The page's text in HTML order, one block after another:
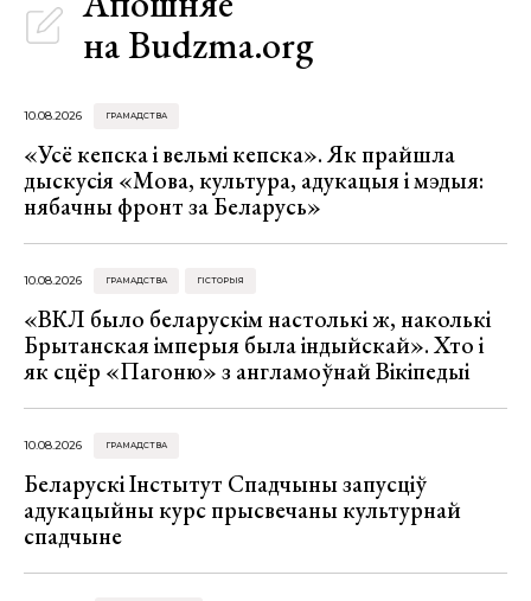
на Budzma.org
10.08.2026 ГРАМАДСТВА
«Усё кепска і вельмі кепска». Як прайшла
дыскусія «Мова, культура, адукацыя і мэдыя:
нябачны фронт за Беларусь»
10.08.2026 ГРАМАДСТВА ГІСТОРЫЯ
«ВКЛ было беларускім настолькі ж, наколькі
Брытанская імперыя была індыйскай». Хто і
як сцёр «Пагоню» з англамоўнай Вікіпедыі
10.08.2026 ГРАМАДСТВА
Беларускі Інстытут Спадчыны запусціў
адукацыйны курс прысвечаны культурнай
спадчыне